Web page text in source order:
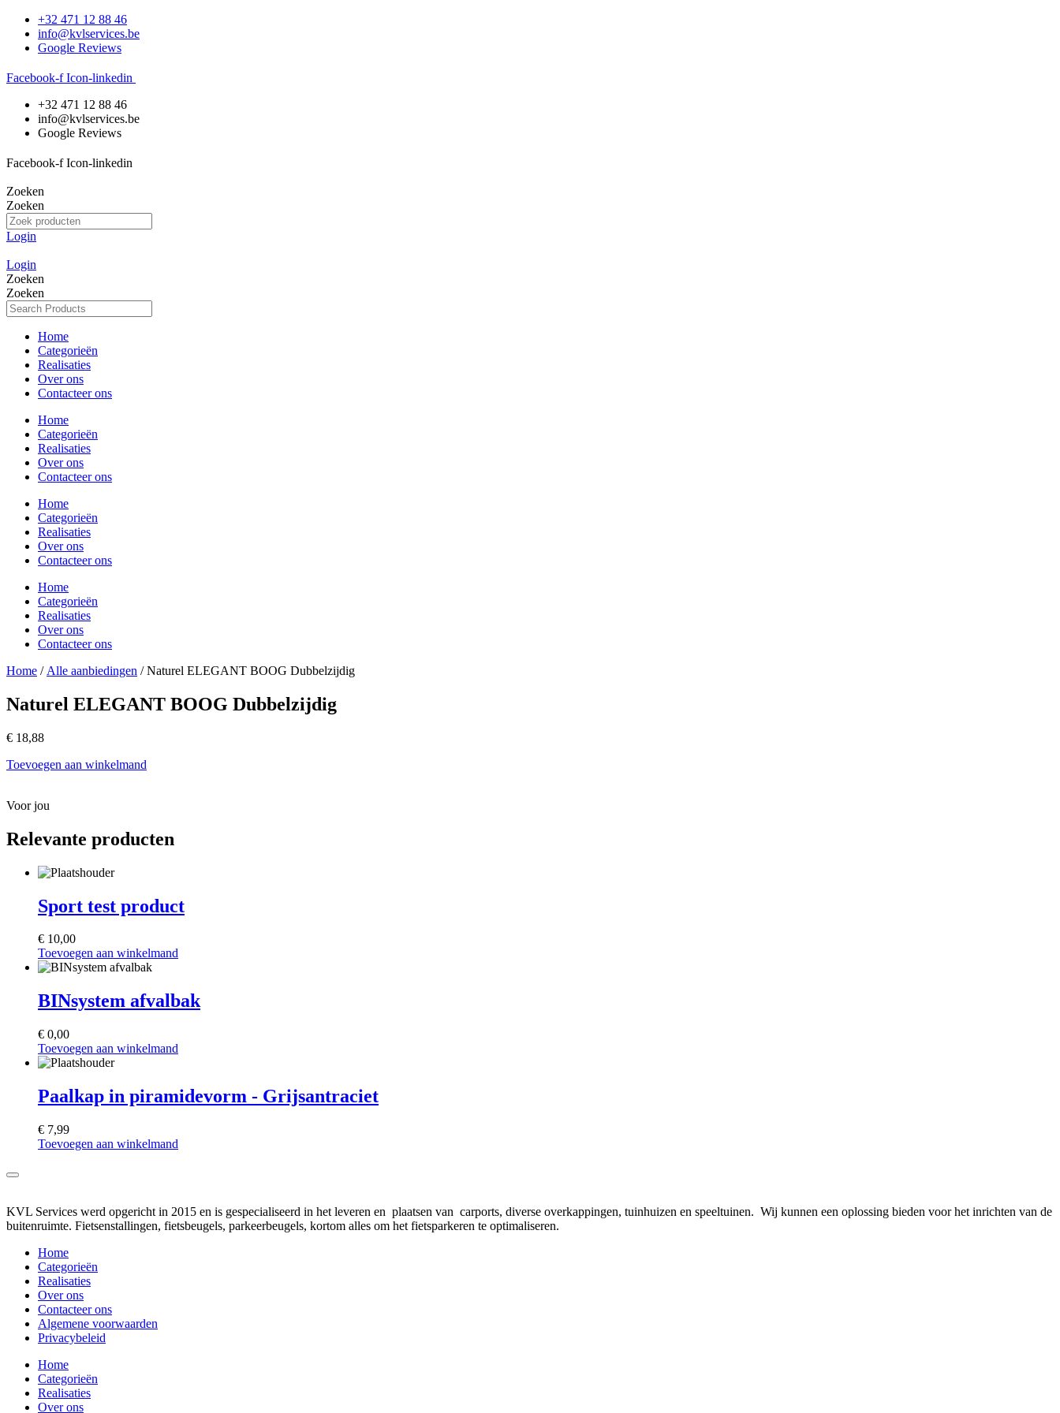
naar
+32 471 12 88 46
info@kvlservices.be
Google Reviews
Facebook-f Icon-linkedin
+32 471 12 88 46
info@kvlservices.be
Google Reviews
Facebook-f Icon-linkedin
Zoeken
Zoeken
Login
Login
Zoeken
Zoeken
Home
Categorieën
Realisaties
Over ons
Contacteer ons
Home
Categorieën
Realisaties
Over ons
Contacteer ons
Home
Categorieën
Realisaties
Over ons
Contacteer ons
Home
Categorieën
Realisaties
Over ons
Contacteer ons
Home / Alle aanbiedingen / Naturel ELEGANT BOOG Dubbelzijdig
Naturel ELEGANT BOOG Dubbelzijdig
€ 18,88
Toevoegen aan winkelmand
Voor jou
Relevante producten
Sport test product
€ 10,00
Toevoegen aan winkelmand
BINsystem afvalbak
€ 0,00
Toevoegen aan winkelmand
Paalkap in piramidevorm - Grijsantraciet
€ 7,99
Toevoegen aan winkelmand
KVL Services werd opgericht in 2015 en is gespecialiseerd in het leveren en plaatsen van carports, diverse overkappingen, tuinhuizen en speeltuinen. Wij kunnen een oplossing bieden voor het inrichten van de
buitenruimte. Fietsenstallingen, fietsbeugels, parkeerbeugels, kortom alles om het fietsparkeren te optimaliseren.
Home
Categorieën
Realisaties
Over ons
Contacteer ons
Algemene voorwaarden
Privacybeleid
Home
Categorieën
Realisaties
Over ons